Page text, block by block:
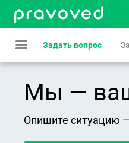
Задать вопрос
Мы — ваш
Опишите ситуацию